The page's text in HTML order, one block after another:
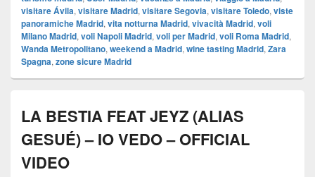
visitare Ávila, visitare Madrid, visitare Segovia, visitare Toledo, viste
panoramiche Madrid, vita notturna Madrid, vivacità Madrid, voli
Milano Madrid, voli Napoli Madrid, voli per Madrid, voli Roma Madrid,
Wanda Metropolitano, weekend a Madrid, wine tasting Madrid, Zara
Spagna, zone sicure Madrid
LA BESTIA FEAT JEYZ (ALIAS
GESUÉ) – IO VEDO – OFFICIAL
VIDEO